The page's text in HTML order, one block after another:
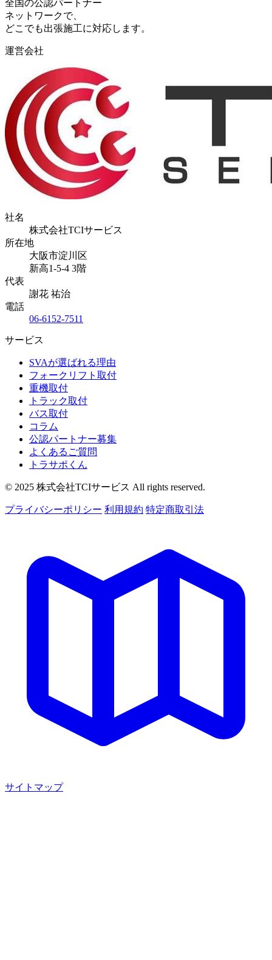
全国の公認パートナー
ネットワークで、
どこでも出張施工に対応します。
運営会社
社名
株式会社TCIサービス
所在地
大阪市淀川区
新高1-5-4 3階
代表
謝花 祐治
電話
06-6152-7511
サービス
SVAが選ばれる理由
フォークリフト取付
重機取付
トラック取付
バス取付
コラム
公認パートナー募集
よくあるご質問
トラサポくん
© 2025 株式会社TCIサービス All rights reserved.
プライバシーポリシー 利用規約 特定商取引法
サイトマップ